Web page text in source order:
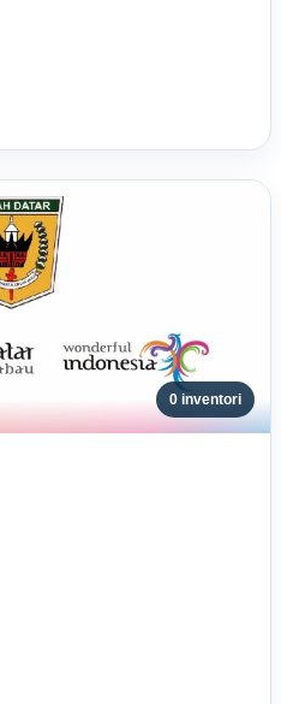
0 inventori